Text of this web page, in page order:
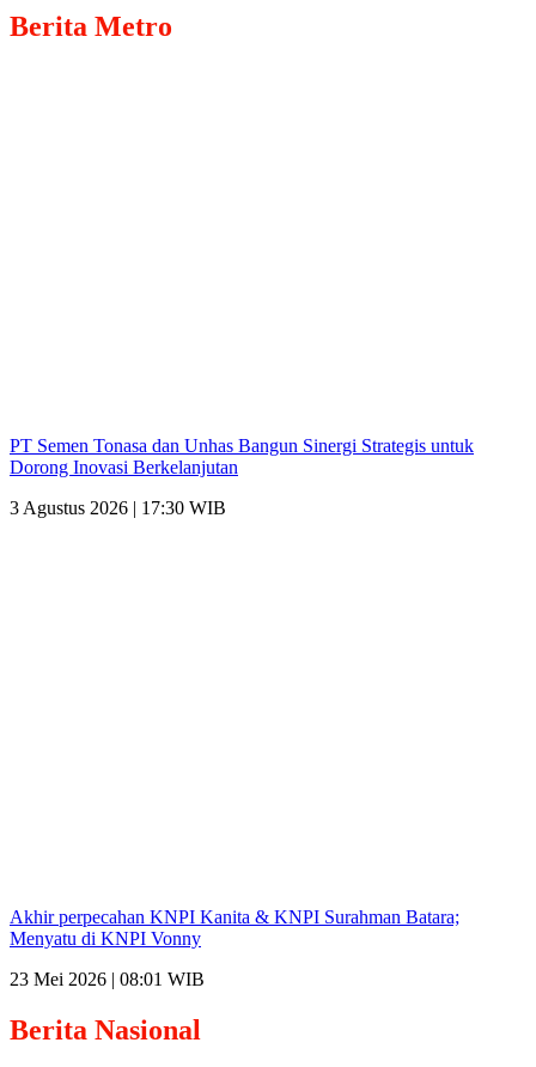
Berita Metro
PT Semen Tonasa dan Unhas Bangun Sinergi Strategis untuk
Dorong Inovasi Berkelanjutan
3 Agustus 2026 | 17:30 WIB
Akhir perpecahan KNPI Kanita & KNPI Surahman Batara;
Menyatu di KNPI Vonny
23 Mei 2026 | 08:01 WIB
Berita Nasional